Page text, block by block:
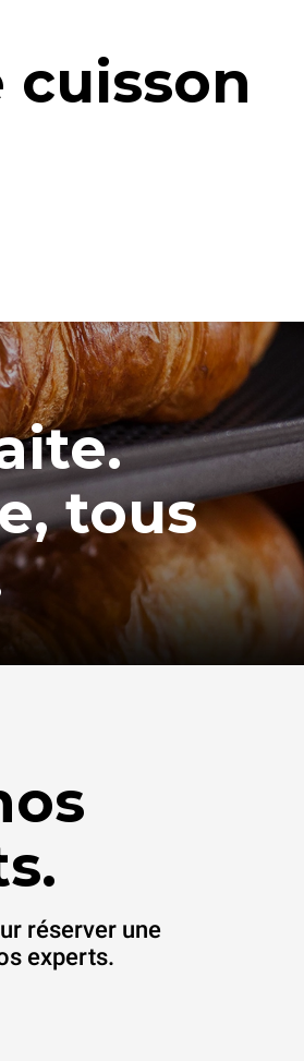
cuisson
tous
réserver une
experts.